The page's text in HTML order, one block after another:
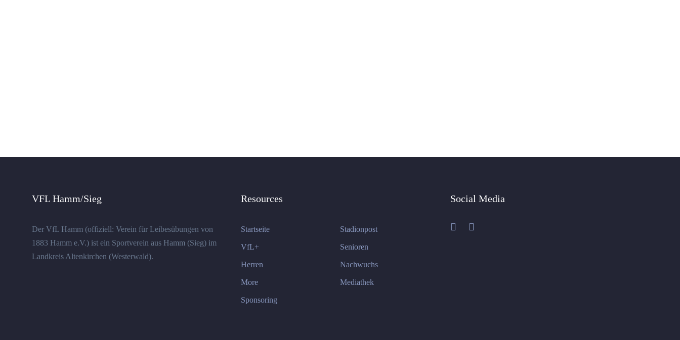
VFL Hamm/Sieg
Der VfL Hamm (offiziell: Verein für Leibesübungen von
1883 Hamm e.V.) ist ein Sportverein aus Hamm (Sieg) im
Landkreis Altenkirchen (Westerwald).
Resources
Startseite Stadionpost
VfL+ Senioren
Herren Nachwuchs
More Mediathek
Sponsoring
Social Media